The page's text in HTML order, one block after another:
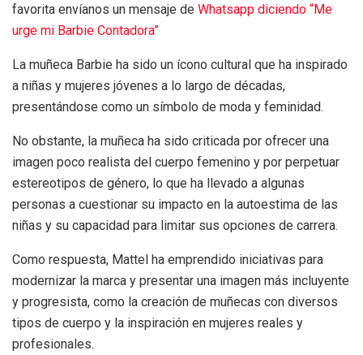
favorita envíanos un mensaje de Whatsapp diciendo “Me
urge mi Barbie Contadora”
La muñeca Barbie ha sido un ícono cultural que ha inspirado
a niñas y mujeres jóvenes a lo largo de décadas,
presentándose como un símbolo de moda y feminidad.
No obstante, la muñeca ha sido criticada por ofrecer una
imagen poco realista del cuerpo femenino y por perpetuar
estereotipos de género, lo que ha llevado a algunas
personas a cuestionar su impacto en la autoestima de las
niñas y su capacidad para limitar sus opciones de carrera.
Como respuesta, Mattel ha emprendido iniciativas para
modernizar la marca y presentar una imagen más incluyente
y progresista, como la creación de muñecas con diversos
tipos de cuerpo y la inspiración en mujeres reales y
profesionales.